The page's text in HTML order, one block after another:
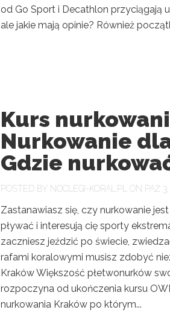
od Go Sport i Decathlon przyciągają
ale jakie mają opinie? Również
Kurs
Nurkowanie
Gdzie
POSTED BY NOCLEGI-KORAL.PL ON PAŹ 3,
Zastanawiasz się, czy nurkowanie
pływać i interesują cię sporty
zaczniesz jeździć po świecie,
rafami koralowymi musisz zdobyć
Kraków Większość płetwonurków
rozpoczyna od ukończenia kursu
nurkowania Kraków po którym...